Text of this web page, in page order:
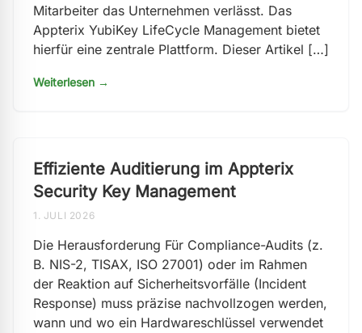
Mitarbeiter das Unternehmen verlässt. Das
Appterix YubiKey LifeCycle Management bietet
hierfür eine zentrale Plattform. Dieser Artikel […]
Weiterlesen →
Effiziente Auditierung im Appterix
Security Key Management
1. JULI 2026
Die Herausforderung Für Compliance-Audits (z.
B. NIS-2, TISAX, ISO 27001) oder im Rahmen
der Reaktion auf Sicherheitsvorfälle (Incident
Response) muss präzise nachvollzogen werden,
wann und wo ein Hardwareschlüssel verwendet